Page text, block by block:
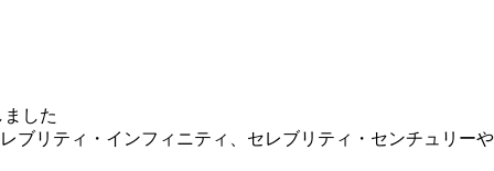
した
ブリティ・インフィニティ、セレブリティ・センチュリーや